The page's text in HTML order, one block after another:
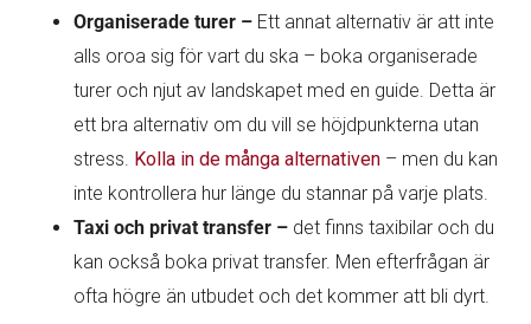
Organiserade turer – Ett annat alternativ är att inte
alls oroa sig för vart du ska – boka organiserade
turer och njut av landskapet med en guide. Detta är
ett bra alternativ om du vill se höjdpunkterna utan
stress. Kolla in de många alternativen – men du kan
inte kontrollera hur länge du stannar på varje plats.
Taxi och privat transfer – det finns taxibilar och du
kan också boka privat transfer. Men efterfrågan är
ofta högre än utbudet och det kommer att bli dyrt.